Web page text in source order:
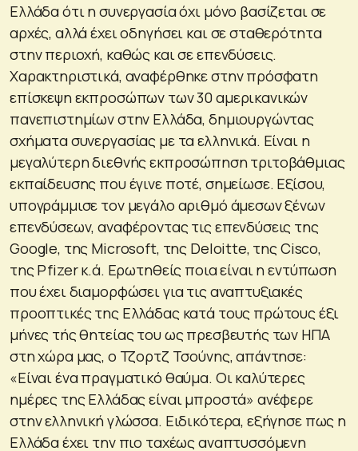
Ελλάδα ότι η συνεργασία όχι μόνο βασίζεται σε
αρχές, αλλά έχει οδηγήσει και σε σταθερότητα
στην περιοχή, καθώς και σε επενδύσεις.
Χαρακτηριστικά, αναφέρθηκε στην πρόσφατη
επίσκεψη εκπροσώπων των 30 αμερικανικών
πανεπιστημίων στην Ελλάδα, δημιουργώντας
σχήματα συνεργασίας με τα ελληνικά. Είναι η
μεγαλύτερη διεθνής εκπροσώπηση τριτοβάθμιας
εκπαίδευσης που έγινε ποτέ, σημείωσε. Εξίσου,
υπογράμμισε τον μεγάλο αριθμό άμεσων ξένων
επενδύσεων, αναφέροντας τις επενδύσεις της
Google, της Microsoft, της Deloitte, της Cisco,
της Pfizer κ.ά. Ερωτηθείς ποια είναι η εντύπωση
που έχει διαμορφώσει για τις αναπτυξιακές
προοπτικές της Ελλάδας κατά τους πρώτους έξι
μήνες τής θητείας του ως πρεσβευτής των ΗΠΑ
στη χώρα μας, ο Τζορτζ Τσούνης, απάντησε:
«Είναι ένα πραγματικό θαύμα. Οι καλύτερες
ημέρες της Ελλάδας είναι μπροστά» ανέφερε
στην ελληνική γλώσσα. Ειδικότερα, εξήγησε πως η
Ελλάδα έχει την πιο ταχέως αναπτυσσόμενη